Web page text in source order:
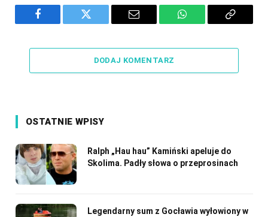
Facebook Twitter Email WhatsAppCopy
DODAJ KOMENTARZ
OSTATNIE WPISY
Ralph „Hau hau” Kamiński apeluje do
Skolima. Padły słowa o przeprosinach
Legendarny sum z Gocławia wyłowiony w